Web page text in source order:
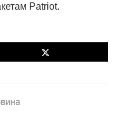
Patriot.